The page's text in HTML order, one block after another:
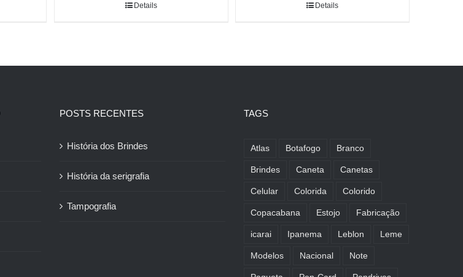
Details Details
POSTS RECENTES
História dos Brindes
História da serigrafia
Tampografia
TAGS
Atlas Botafogo Branco
Brindes Caneta Canetas
Celular Colorida Colorido
Copacabana Estojo Fabricação
icarai Ipanema Leblon Leme
Modelos Nacional Note